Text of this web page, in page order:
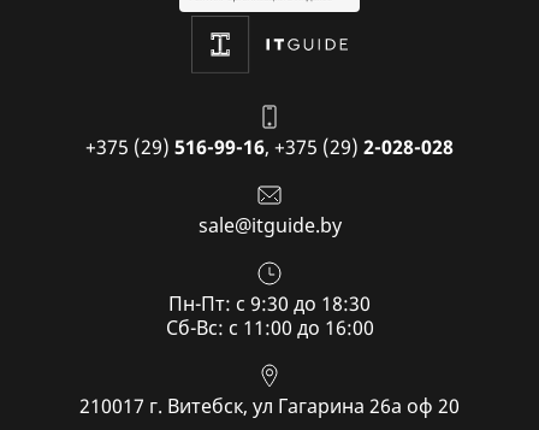
+375 (29) 516-99-16, +375 (29) 2-028-028
sale@itguide.by
Пн-Пт: с 9:30 до 18:30
Cб-Вс: с 11:00 до 16:00
210017 г. Витебск, ул Гагарина 26а оф 20